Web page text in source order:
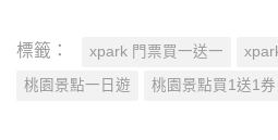
標籤： xpark 門票買一送一
桃園景點一日遊 桃園景點買1送1券